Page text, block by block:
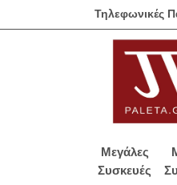
Τηλεφωνικές
Μεγάλες
Συσκευές